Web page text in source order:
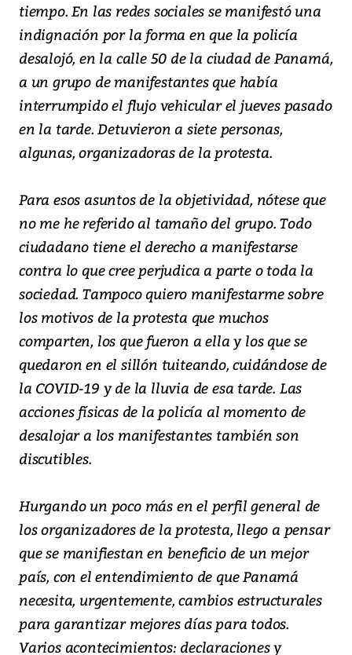
tiempo. En las redes sociales se manifestó una
indignación por la forma en que la policía
desalojó, en la calle 50 de la ciudad de Panamá,
a un grupo de manifestantes que había
interrumpido el flujo vehicular el jueves pasado
en la tarde. Detuvieron a siete personas,
algunas, organizadoras de la protesta.
Para esos asuntos de la objetividad, nótese que
no me he referido al tamaño del grupo. Todo
ciudadano tiene el derecho a manifestarse
contra lo que cree perjudica a parte o toda la
sociedad. Tampoco quiero manifestarme sobre
los motivos de la protesta que muchos
comparten, los que fueron a ella y los que se
quedaron en el sillón tuiteando, cuidándose de
la COVID-19 y de la lluvia de esa tarde. Las
acciones físicas de la policía al momento de
desalojar a los manifestantes también son
discutibles.
Hurgando un poco más en el perfil general de
los organizadores de la protesta, llego a pensar
que se manifiestan en beneficio de un mejor
país, con el entendimiento de que Panamá
necesita, urgentemente, cambios estructurales
para garantizar mejores días para todos.
Varios acontecimientos: declaraciones y